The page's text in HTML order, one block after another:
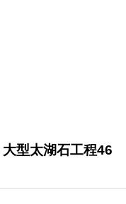
大型太湖石工程46